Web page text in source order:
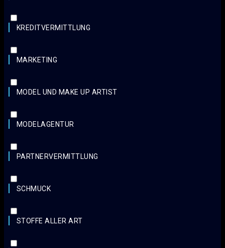
KREDITVERMITTLUNG
MARKETING
MODEL UND MAKE UP ARTIST
MODELAGENTUR
PARTNERVERMITTLUNG
SCHMUCK
STOFFE ALLER ART